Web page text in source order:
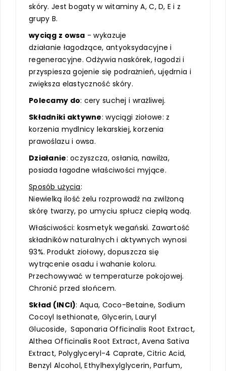
skóry. Jest bogaty w witaminy A, C, D, E i z
grupy B.
wyciąg z owsa - wykazuje
działanie łagodzące, antyoksydacyjne i
regeneracyjne. Odżywia naskórek, łagodzi i
przyspiesza gojenie się podrażnień, ujędrnia i
zwiększa elastyczność skóry.
Polecamy do: cery suchej i wrażliwej.
Składniki aktywne: wyciągi ziołowe: z
korzenia mydlnicy lekarskiej, korzenia
prawoślazu i owsa.
Działanie: oczyszcza, osłania, nawilża,
posiada łagodne właściwości myjące.
Sposób użycia:
Niewielką ilość żelu rozprowadź na zwilżoną
skórę twarzy, po umyciu spłucz ciepłą wodą.
Właściwości: kosmetyk wegański. Zawartość
składników naturalnych i aktywnych wynosi
93%. Produkt ziołowy, dopuszcza się
wytrącenie osadu i wahanie koloru.
Przechowywać w temperaturze pokojowej.
Chronić przed słońcem.
Skład (INCI): Aqua, Coco-Betaine, Sodium
Cocoyl Isethionate, Glycerin, Lauryl
Glucoside, Saponaria Officinalis Root Extract,
Althea Officinalis Root Extract, Avena Sativa
Extract, Polyglyceryl-4 Caprate, Citric Acid,
Benzyl Alcohol, Ethylhexylglycerin, Parfum,